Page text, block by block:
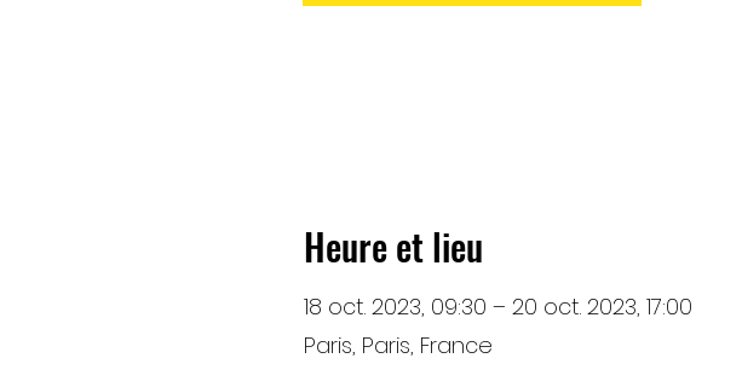
Heure et lieu
18 oct. 2023, 09:30 – 20 oct. 2023, 17:00
Paris, Paris, France